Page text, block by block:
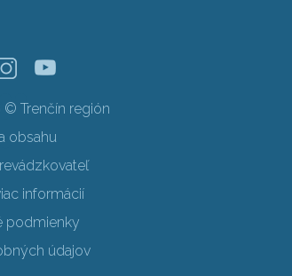
Trenčín región
obsahu
informácií
podmienky
údajov